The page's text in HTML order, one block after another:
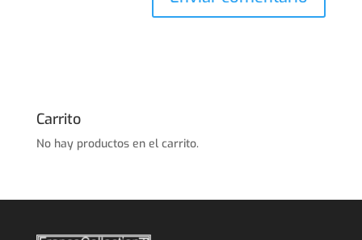
Carrito
No hay productos en el carrito.